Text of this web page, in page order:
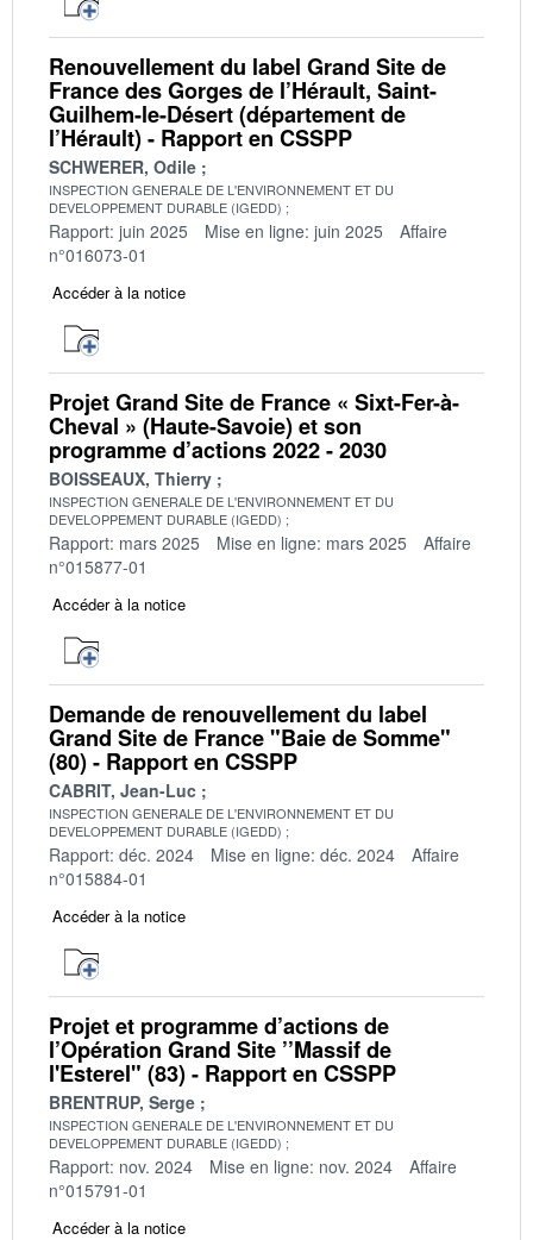
Renouvellement du label Grand Site de
France des Gorges de l’Hérault, Saint-
Guilhem-le-Désert (département de
l’Hérault) - Rapport en CSSPP
SCHWERER, Odile
INSPECTION GENERALE DE L'ENVIRONNEMENT ET DU
DEVELOPPEMENT DURABLE (IGEDD)
Rapport: juin 2025 Mise en ligne: juin 2025
Affaire
n°016073-01
Accéder à la notice
Projet Grand Site de France « Sixt-Fer-à-
Cheval » (Haute-Savoie) et son
programme d’actions 2022 - 2030
BOISSEAUX, Thierry
INSPECTION GENERALE DE L'ENVIRONNEMENT ET DU
DEVELOPPEMENT DURABLE (IGEDD)
Rapport: mars 2025 Mise en ligne: mars 2025
Affaire
n°015877-01
Accéder à la notice
Demande de renouvellement du label
Grand Site de France "Baie de Somme"
(80) - Rapport en CSSPP
CABRIT, Jean-Luc
INSPECTION GENERALE DE L'ENVIRONNEMENT ET DU
DEVELOPPEMENT DURABLE (IGEDD)
Rapport: déc. 2024 Mise en ligne: déc. 2024
Affaire
n°015884-01
Accéder à la notice
Projet et programme d’actions de
l’Opération Grand Site ’’Massif de
l'Esterel" (83) - Rapport en CSSPP
BRENTRUP, Serge
INSPECTION GENERALE DE L'ENVIRONNEMENT ET DU
DEVELOPPEMENT DURABLE (IGEDD)
Rapport: nov. 2024 Mise en ligne: nov. 2024
Affaire
n°015791-01
Accéder à la notice